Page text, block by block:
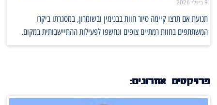
9 ביולי 2026
תנועת אם תרצו קיימה סיור חוות בבנימין ובשומרון, במסגרתו ביקרו
המשתתפים בחוות רמתיים צופים ונחשפו לפעילות ההתיישבותית במקום.
פרויקטים אחרונים: